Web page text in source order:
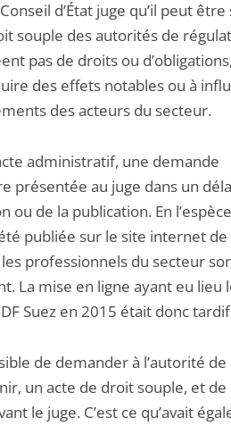
d’État juge qu’il peut être
souple des autorités de
pas de droits ou
des effets notables ou à
des acteurs du secteur.
administratif, une demande
présentée au juge dans un
de la publication. En
publiée sur le site internet de
professionnels du secteur
La mise en ligne ayant eu lieu
Suez en 2015 était donc
de demander à l’autorité de
un acte de droit souple, et de
le juge. C’est ce qu’avait